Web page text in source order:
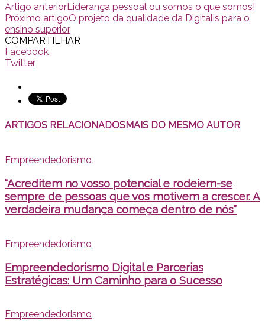
Artigo anteriorLiderança pessoal ou somos o que somos!
Próximo artigoO projeto da qualidade da Digitalis para o
ensino superior
COMPARTILHAR
Facebook
Twitter
ARTIGOS RELACIONADOSMAIS DO MESMO AUTOR
Empreendedorismo
“Acreditem no vosso potencial e rodeiem-se
sempre de pessoas que vos motivem a crescer. A
verdadeira mudança começa dentro de nós”
Empreendedorismo
Empreendedorismo Digital e Parcerias
Estratégicas: Um Caminho para o Sucesso
Empreendedorismo